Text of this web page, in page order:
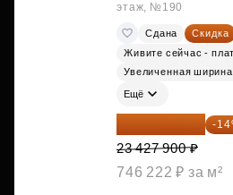
этаж, №190
Сдана Скидка
Живите сейчас -
Увеличенная ширина
Ещё
20 147 994 ₽ -
23 427 900 ₽
746 222 ₽ за м²